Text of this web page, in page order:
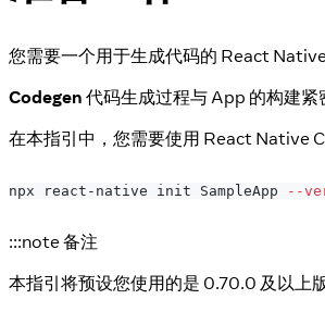
您需要一个用于生成代码的 React
Codegen 代码生成过程与 App 的构建
在本指引中，您需要使用 React Native
npx react-native init SampleApp --
:::note 备注
本指引将预设您使用的是 0.70.0 及以上